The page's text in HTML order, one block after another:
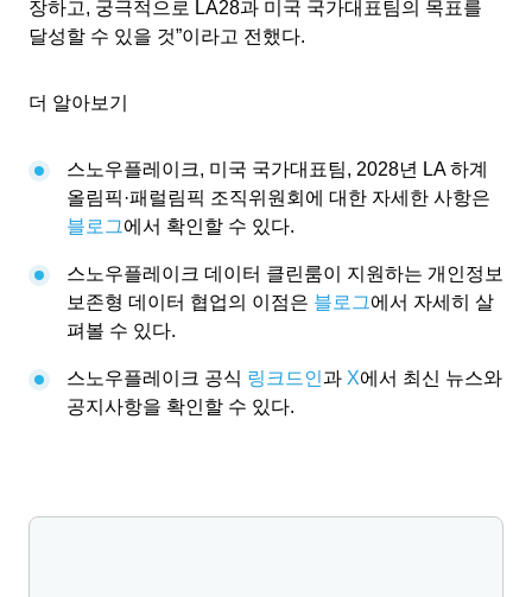
장하고, 궁극적으로 LA28과 미국 국가대표팀의 목표를
달성할 수 있을 것”이라고 전했다.
더 알아보기
스노우플레이크, 미국 국가대표팀, 2028년 LA 하계
올림픽·패럴림픽 조직위원회에 대한 자세한 사항은
블로그에서 확인할 수 있다.
스노우플레이크 데이터 클린룸이 지원하는 개인정보
보존형 데이터 협업의 이점은 블로그에서 자세히 살
펴볼 수 있다.
스노우플레이크 공식 링크드인과 X에서 최신 뉴스와
공지사항을 확인할 수 있다.